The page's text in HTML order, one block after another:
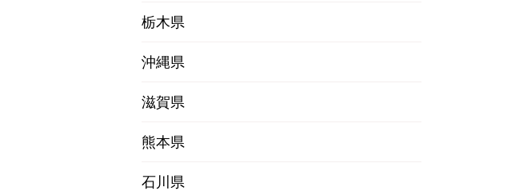
栃木県
沖縄県
滋賀県
熊本県
石川県